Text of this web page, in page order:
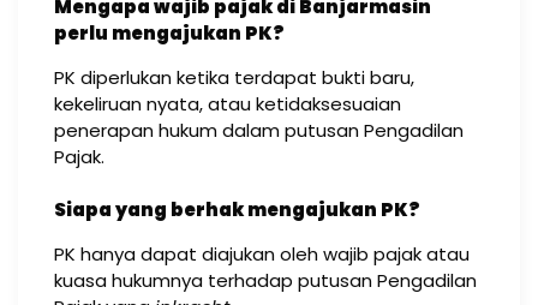
Mengapa wajib pajak di Banjarmasin
perlu mengajukan PK?
PK diperlukan ketika terdapat bukti baru,
kekeliruan nyata, atau ketidaksesuaian
penerapan hukum dalam putusan Pengadilan
Pajak.
Siapa yang berhak mengajukan PK?
PK hanya dapat diajukan oleh wajib pajak atau
kuasa hukumnya terhadap putusan Pengadilan